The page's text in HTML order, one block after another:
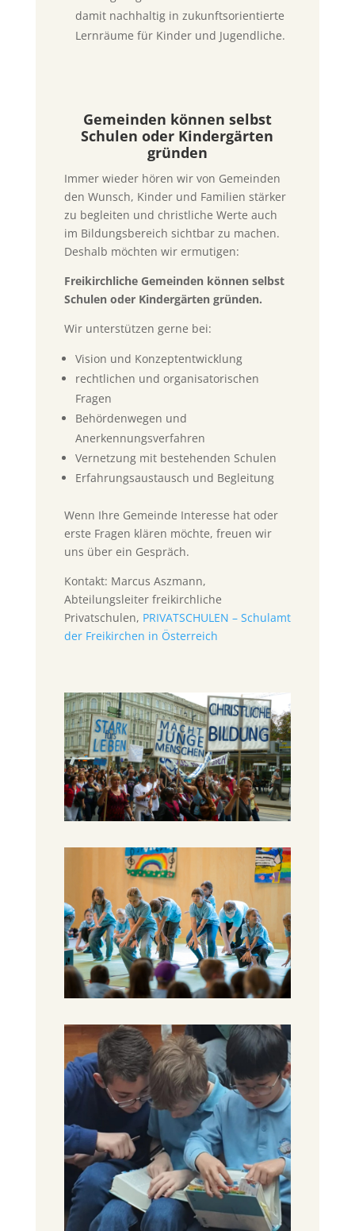
damit nachhaltig in zukunftsorientierte
Lernräume für Kinder und Jugendliche.
Gemeinden können selbst
Schulen oder Kindergärten
gründen
Immer wieder hören wir von Gemeinden
den Wunsch, Kinder und Familien stärker
zu begleiten und christliche Werte auch
im Bildungsbereich sichtbar zu machen.
Deshalb möchten wir ermutigen:
Freikirchliche Gemeinden können selbst
Schulen oder Kindergärten gründen.
Wir unterstützen gerne bei:
Vision und Konzeptentwicklung
rechtlichen und organisatorischen
Fragen
Behördenwegen und
Anerkennungsverfahren
Vernetzung mit bestehenden Schulen
Erfahrungsaustausch und Begleitung
Wenn Ihre Gemeinde Interesse hat oder
erste Fragen klären möchte, freuen wir
uns über ein Gespräch.
Kontakt: Marcus Aszmann,
Abteilungsleiter freikirchliche
Privatschulen, PRIVATSCHULEN – Schulamt
der Freikirchen in Österreich